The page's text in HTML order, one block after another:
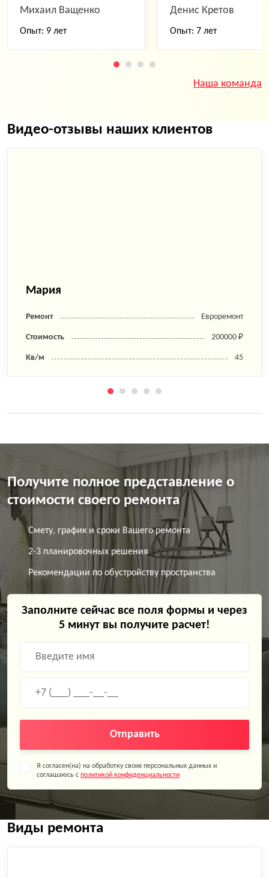
Михаил Ващенко
Опыт: 9 лет
Денис Кретов
Опыт: 7 лет
Наша команда
Видео-отзывы наших клиентов
Мария
Ремонт Евроремонт
Стоимость 200000 ₽
Кв/м 45
Заполните сейчас все поля формы и через
5 минут вы получите расчет!
Отправить
Я согласен(на) на обработку своих персональных данных и
соглашаюсь с политикой конфиденциальности
Получите полное представление о
стоимости своего ремонта
Смету, график и сроки Вашего ремонта
2-3 планировочных решения
Рекомендации по обустройству пространства
Виды ремонта